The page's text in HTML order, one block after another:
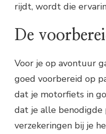
rijdt, wordt die
De
Voor je op avontuur
goed voorbereid op
dat je motorfiets in
dat je alle benodigde
verzekeringen bij je